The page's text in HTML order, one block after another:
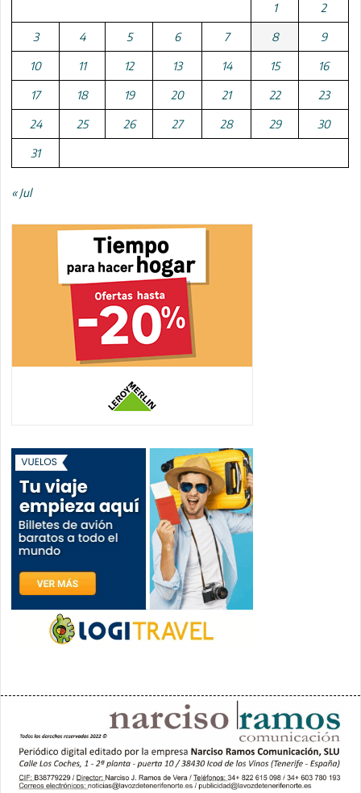
1 2
3 4 5 6 7 8 9
10 11 12 13 14 15 16
17 18 19 20 21 22 23
24 25 26 27 28 29 30
31
« Jul